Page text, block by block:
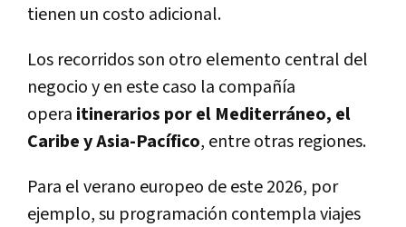
tienen un costo adicional.
Los recorridos son otro elemento central del
negocio y en este caso la compañía
opera itinerarios por el Mediterráneo, el
Caribe y Asia-Pacífico, entre otras regiones.
Para el verano europeo de este 2026, por
ejemplo, su programación contempla viajes